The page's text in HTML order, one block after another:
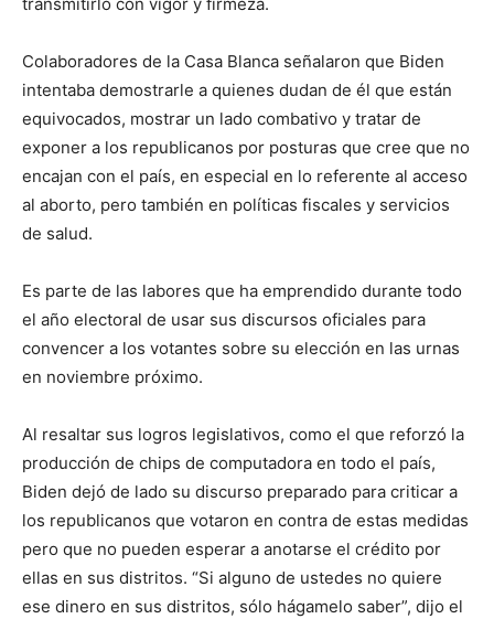
Colaboradores de la Casa Blanca señalaron que Biden
intentaba demostrarle a quienes dudan de él que están
equivocados, mostrar un lado combativo y tratar de
exponer a los republicanos por posturas que cree que no
encajan con el país, en especial en lo referente al acceso
al aborto, pero también en políticas fiscales y servicios
de salud.
Es parte de las labores que ha emprendido durante todo
el año electoral de usar sus discursos oficiales para
convencer a los votantes sobre su elección en las urnas
en noviembre próximo.
Al resaltar sus logros legislativos, como el que reforzó la
producción de chips de computadora en todo el país,
Biden dejó de lado su discurso preparado para criticar a
los republicanos que votaron en contra de estas medidas
pero que no pueden esperar a anotarse el crédito por
ellas en sus distritos. “Si alguno de ustedes no quiere
ese dinero en sus distritos, sólo hágamelo saber”, dijo el